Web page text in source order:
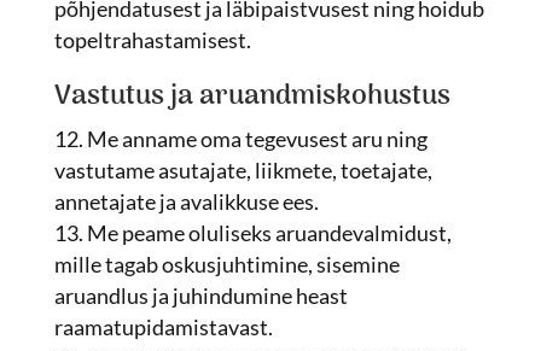
põhjendatusest ja läbipaistvusest ning hoidub
topeltrahastamisest.
Vastutus ja aruandmiskohustus
Me anname oma tegevusest aru ning
vastutame asutajate, liikmete, toetajate,
annetajate ja avalikkuse ees.
Me peame oluliseks aruandevalmidust,
mille tagab oskusjuhtimine, sisemine
aruandlus ja juhindumine heast
raamatupidamistavast.